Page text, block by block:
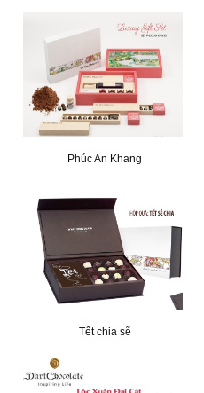
Phúc An Khang
Tết chia sẽ